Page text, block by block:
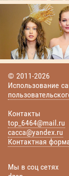
© 2011-2026
Использование
Контакты
top_6464@mail.ru
cacca@yandex.ru
Контактная
Мы в соц сетях